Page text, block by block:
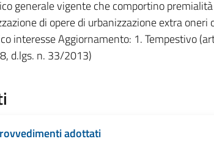
generale vigente che comportino
di opere di urbanizzazione extra
interesse Aggiornamento: 1. Tempestivo
d.lgs. n. 33/2013)
adottati